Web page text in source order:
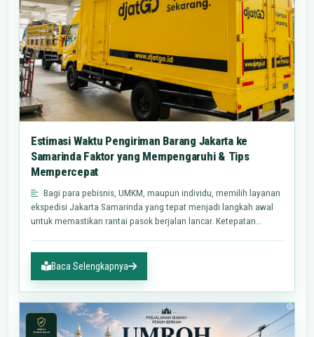
Estimasi Waktu Pengiriman Barang Jakarta ke
Samarinda Faktor yang Mempengaruhi & Tips
Mempercepat
Bagi para pebisnis, UMKM, maupun individu, memilih layanan
ekspedisi Jakarta Samarinda yang tepat menjadi langkah awal
untuk memastikan rantai pasok berjalan lancar. Ketepatan…
Baca Selengkapnya